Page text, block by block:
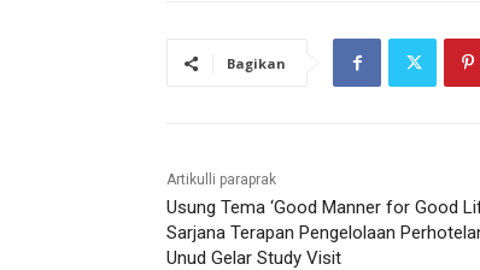
Bagikan
Artikulli paraprak
Usung Tema ‘Good Manner for Good
Sarjana Terapan Pengelolaan
Unud Gelar Study Visit